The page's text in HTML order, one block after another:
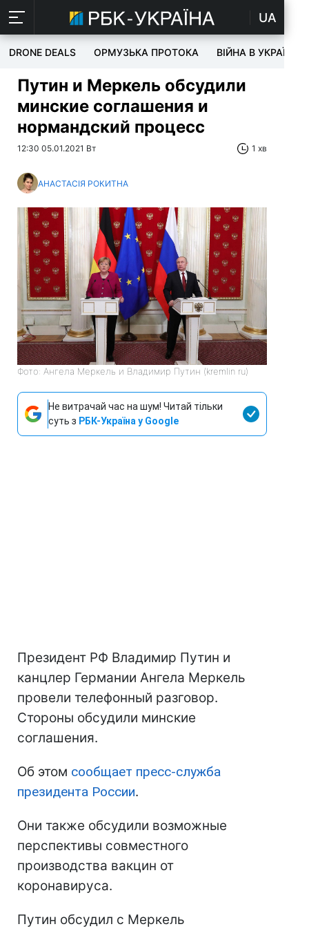
UA
DRONE DEALS ОРМУЗЬКА ПРОТОКА ВІЙНА В УКРАЇНІ
Путин и Меркель обсудили
минские соглашения и
нормандский процесс
12:30 05.01.2021 Вт 1 хв
АНАСТАСІЯ РОКИТНА
Фото: Ангела Меркель и Владимир Путин (kremlin ru)
Не витрачай час на шум! Читай тільки
суть з РБК-Україна у Google
Президент РФ Владимир Путин и
канцлер Германии Ангела Меркель
провели телефонный разговор.
Стороны обсудили минские
соглашения.
Об этом сообщает пресс-служба
президента России.
Они также обсудили возможные
перспективы совместного
производства вакцин от
коронавируса.
Путин обсудил с Меркель